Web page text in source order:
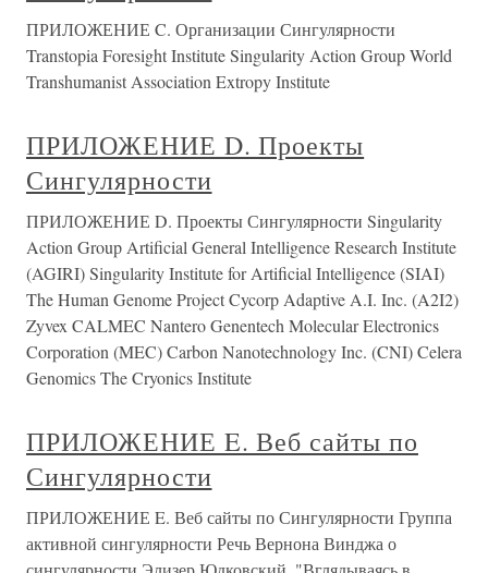
ПРИЛОЖЕНИЕ C. Организации Сингулярности
Transtopia Foresight Institute Singularity Action Group World
Transhumanist Association Extropy Institute
ПРИЛОЖЕНИЕ D. Проекты
Сингулярности
ПРИЛОЖЕНИЕ D. Проекты Сингулярности Singularity
Action Group Artificial General Intelligence Research Institute
(AGIRI) Singularity Institute for Artificial Intelligence (SIAI)
The Human Genome Project Cycorp Adaptive A.I. Inc. (A2I2)
Zyvex CALMEC Nantero Genentech Molecular Electronics
Corporation (MEC) Carbon Nanotechnology Inc. (CNI) Celera
Genomics The Cryonics Institute
ПРИЛОЖЕНИЕ E. Веб сайты по
Сингулярности
ПРИЛОЖЕНИЕ E. Веб сайты по Сингулярности Группа
активной сингулярности Речь Вернона Винджа о